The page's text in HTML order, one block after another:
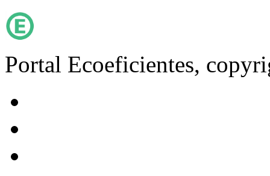
Portal Ecoeficientes,